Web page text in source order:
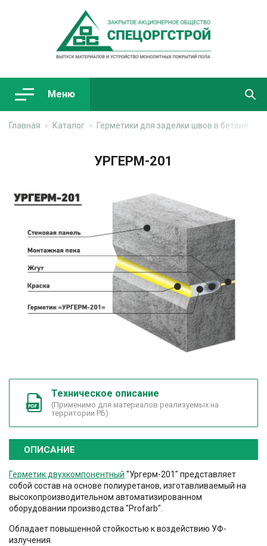
Меню
Главная Каталог Герметики для заделки швов в бетоне
УРГЕРМ-201
Техническое описание
(Применимо для материалов реализуемых на
территории РБ)
ОПИСАНИЕ
Герметик двухкомпонентный "Ургерм-201" представляет
собой состав на основе полиуретанов, изготавливаемый на
высокопроизводительном автоматизированном
оборудовании производства "Profarb".
Обладает повышенной стойкостью к воздействию УФ-
излучения.